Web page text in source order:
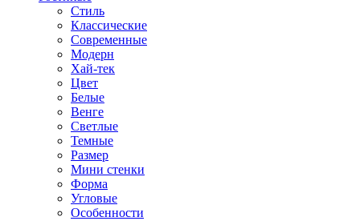
Стиль
Классические
Современные
Модерн
Хай-тек
Цвет
Белые
Венге
Светлые
Темные
Размер
Мини стенки
Форма
Угловые
Особенности